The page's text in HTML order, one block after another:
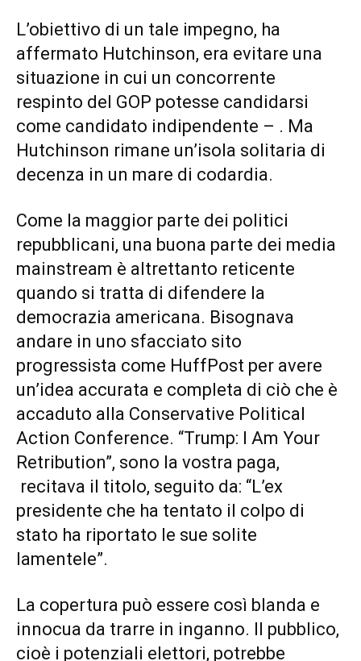
L’obiettivo di un tale impegno, ha
affermato Hutchinson, era evitare una
situazione in cui un concorrente
respinto del GOP potesse candidarsi
come candidato indipendente – . Ma
Hutchinson rimane un’isola solitaria di
decenza in un mare di codardia.
Come la maggior parte dei politici
repubblicani, una buona parte dei media
mainstream è altrettanto reticente
quando si tratta di difendere la
democrazia americana. Bisognava
andare in uno sfacciato sito
progressista come HuffPost per avere
un’idea accurata e completa di ciò che è
accaduto alla Conservative Political
Action Conference. “Trump: I Am Your
Retribution”, sono la vostra paga,
recitava il titolo, seguito da: “L’ex
presidente che ha tentato il colpo di
stato ha riportato le sue solite
lamentele”.
La copertura può essere così blanda e
innocua da trarre in inganno. Il pubblico,
cioè i potenziali elettori, potrebbe